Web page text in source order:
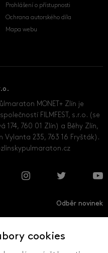
Prohlášení o přístupnosti
Ochrana autorského díla
Mapa webu
MONET+ Zlín je
FILMFEST, s.r.o. (se
174, 760 01 Zlín) a Běhy Zlín,
Vylanta 235, 763 16 Fryšták).
Odběr novinek
cookies